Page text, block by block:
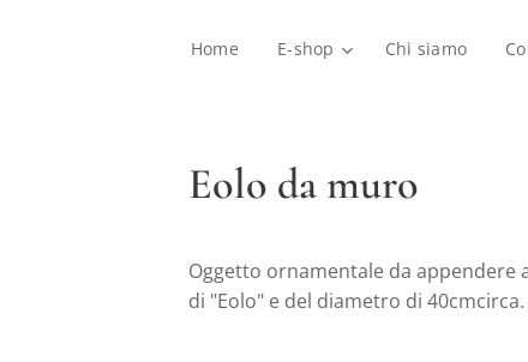
Home E-shop Chi siamo
Eolo da muro
Oggetto ornamentale da appendere
di "Eolo" e del diametro di 40cmcirca.